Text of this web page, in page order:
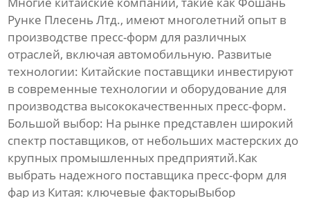
Рунке Плесень Лтд., имеют многолетний опыт в
производстве пресс-форм для различных
отраслей, включая автомобильную. Развитые
технологии: Китайские поставщики инвестируют
в современные технологии и оборудование для
производства высококачественных пресс-форм.
Большой выбор: На рынке представлен широкий
спектр поставщиков, от небольших мастерских до
крупных промышленных предприятий.Как
выбрать надежного поставщика пресс-форм для
фар из Китая: ключевые факторыВыбор